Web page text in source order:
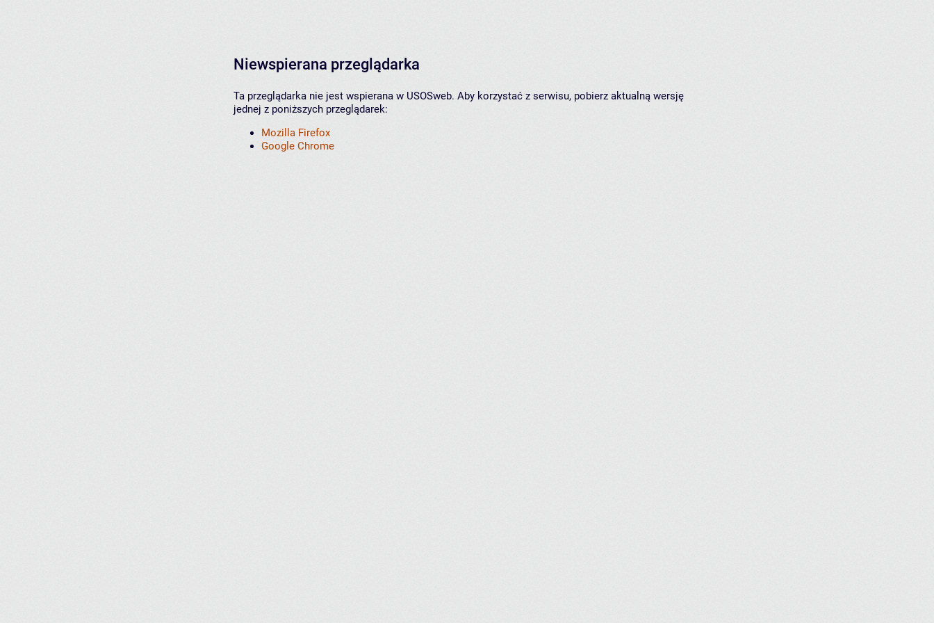
Niewspierana przeglądarka
Ta przeglądarka nie jest wspierana w USOSweb. Aby korzystać z serwisu, pobierz aktualną wersję
jednej z poniższych przeglądarek:
Mozilla Firefox
Google Chrome